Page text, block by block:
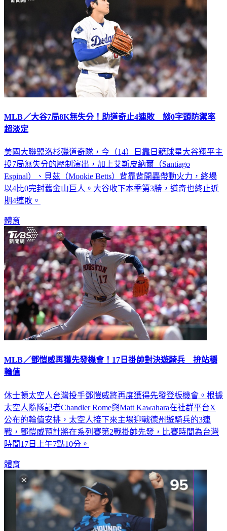
MLB／大谷7局8K無失分！助道奇止4連敗 談0字頭防禦率
超淡定
美國大聯盟洛杉磯道奇隊，今（14）日靠日籍球星大谷翔平主
投7局無失分的壓制演出，加上艾斯皮納爾（Santiago
Espinal）、貝茲（Mookie Betts）背靠背開轟帶動火力，終場
以4比0完封舊金山巨人。大谷收下本季第3勝，道奇也終止近
期4連敗。
體育
MLB／鄧愷威再獲先發機會！17日掛帥對決遊騎兵 拚站穩
輪值
休士頓太空人台灣投手鄧愷威將再度獲得先發登板機會。根據
太空人隨隊記者Chandler Rome與Matt Kawahara在社群平台X
公布的輪值安排，太空人接下來主場迎戰德州遊騎兵的3連
戰，鄧愷威預計將在系列賽第2戰掛帥先發，比賽時間為台灣
時間17日上午7點10分。
體育